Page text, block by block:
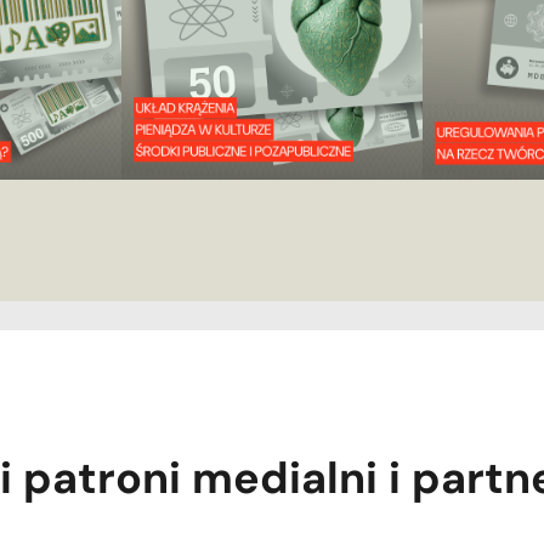
patroni medialni i